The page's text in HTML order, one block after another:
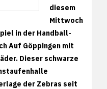
diesem
Mittwoch
in der Handball-
Auf Göppingen mit
Dieser schwarze
der Zebras seit